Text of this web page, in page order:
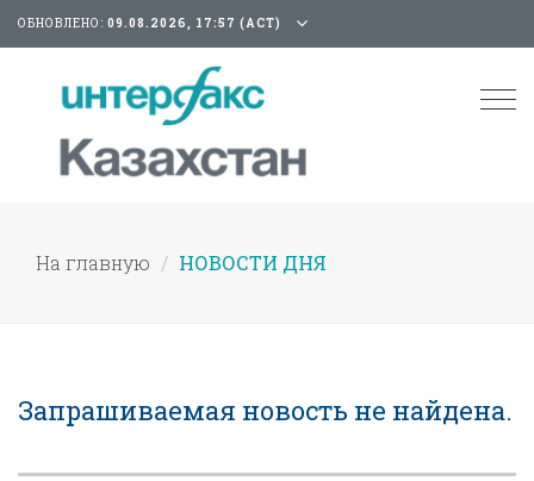
ОБНОВЛЕНО: 09.08.2026, 17:57 (АСТ)
На главную НОВОСТИ ДНЯ
Запрашиваемая новость не найдена.